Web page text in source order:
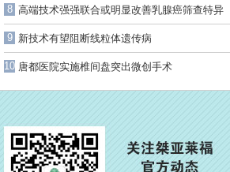
脉旁路移植新技术
8 高端技术强强联合或明显改善乳腺癌筛查特异
性
9 新技术有望阻断线粒体遗传病
10 唐都医院实施椎间盘突出微创手术